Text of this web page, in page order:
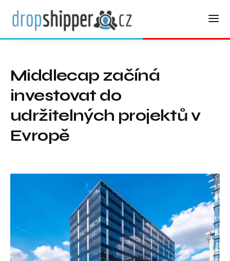
Middlecap začíná
investovat do
udržitelných projektů v
Evropě